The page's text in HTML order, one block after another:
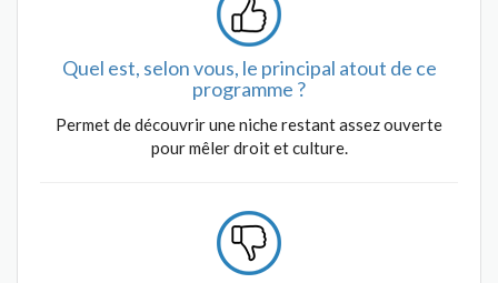
Quel est, selon vous, le principal atout de ce
programme ?
Permet de découvrir une niche restant assez ouverte
pour mêler droit et culture.